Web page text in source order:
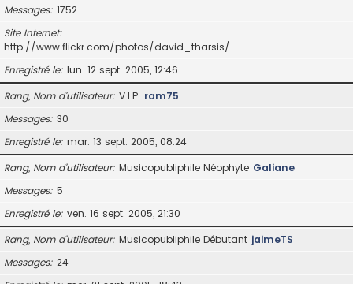
Messages 1752
Site Internet
http://www.flickr.com/photos/david_tharsis/
Enregistré le lun. 12 sept. 2005, 12:46
Rang, Nom d’utilisateur V.I.P. ram75
Messages 30
Enregistré le mar. 13 sept. 2005, 08:24
Rang, Nom d’utilisateur Musicopubliphile Néophyte Galiane
Messages 5
Enregistré le ven. 16 sept. 2005, 21:30
Rang, Nom d’utilisateur Musicopubliphile Débutant jaimeTS
Messages 24